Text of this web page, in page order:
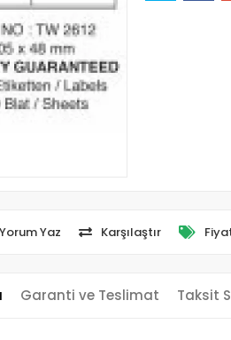
Yorum Yaz Karşılaştır
Garanti ve Teslimat Taksit